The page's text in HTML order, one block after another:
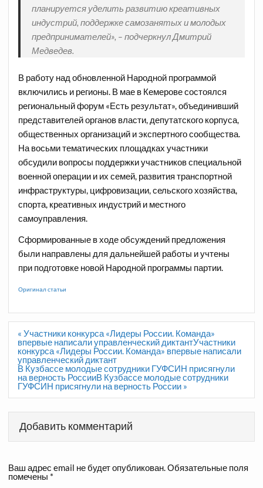
планируется уделить развитию креативных
индустрий, поддержке самозанятых и молодых
предпринимателей», – подчеркнул Дмитрий
Медведев.
В работу над обновленной Народной программой
включились и регионы. В мае в Кемерове состоялся
региональный форум «Есть результат», объединивший
представителей органов власти, депутатского корпуса,
общественных организаций и экспертного сообщества.
На восьми тематических площадках участники
обсудили вопросы поддержки участников специальной
военной операции и их семей, развития транспортной
инфраструктуры, цифровизации, сельского хозяйства,
спорта, креативных индустрий и местного
самоуправления.
Сформированные в ходе обсуждений предложения
были направлены для дальнейшей работы и учтены
при подготовке новой Народной программы партии.
Оригинал статьи
Навигация
по
записям
« Участники конкурса «Лидеры России. Команда»
впервые написали управленческий диктантУчастники
конкурса «Лидеры России. Команда» впервые написали
управленческий диктант
В Кузбассе молодые сотрудники ГУФСИН присягнули
на верность РоссииВ Кузбассе молодые сотрудники
ГУФСИН присягнули на верность России »
Добавить комментарий
Ваш адрес email не будет опубликован.Обязательные поля
помечены *